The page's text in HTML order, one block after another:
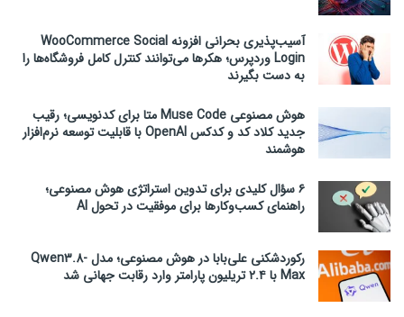
آسیب‌پذیری بحرانی افزونه WooCommerce Social
Login وردپرس؛ هکرها می‌توانند کنترل کامل فروشگاه‌ها را
به دست بگیرند
هوش مصنوعی Muse Code متا برای کدنویسی؛ رقیب
جدید کلاد کد و کدکس OpenAI با قابلیت توسعه نرم‌افزار
هوشمند
۶ سؤال کلیدی برای تدوین استراتژی هوش مصنوعی؛
راهنمای کسب‌وکارها برای موفقیت در تحول AI
رکوردشکنی علی‌بابا در هوش مصنوعی؛ مدل Qwen3.8-
Max با ۲.۴ تریلیون پارامتر وارد رقابت جهانی شد